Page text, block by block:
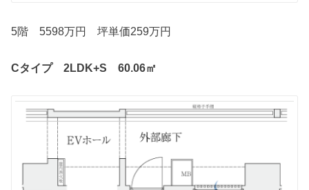
5階 5598万円 坪単価259万円
Cタイプ 2LDK+S 60.06㎡